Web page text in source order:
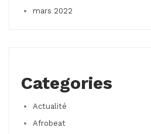
mars 2022
Categories
Actualité
Afrobeat